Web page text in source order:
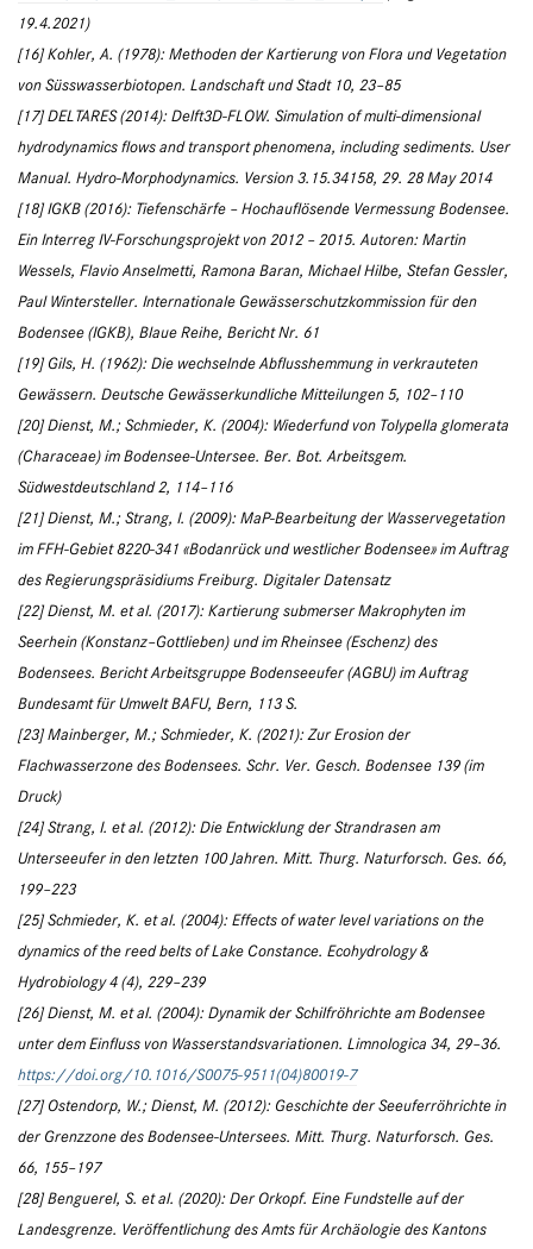
19.4.2021)
[16] Kohler, A. (1978): Methoden der Kartierung von Flora und Vegetation
von Süsswasserbiotopen. Landschaft und Stadt 10, 23–85
[17] DELTARES (2014): Delft3D-FLOW. Simulation of multi-dimensional
hydrodynamics flows and transport phenomena, including sediments. User
Manual. Hydro-Morphodynamics. Version 3.15.34158, 29. 28 May 2014
[18] IGKB (2016): Tiefenschärfe – Hochauflösende Vermessung Bodensee.
Ein Interreg IV-Forschungsprojekt von 2012 – 2015. Autoren: Martin
Wessels, Flavio Anselmetti, Ramona Baran, Michael Hilbe, Stefan Gessler,
Paul Wintersteller. Internationale Gewässerschutzkommission für den
Bodensee (IGKB), Blaue Reihe, Bericht Nr. 61
[19] Gils, H. (1962): Die wechselnde Abflusshemmung in verkrauteten
Gewässern. Deutsche Gewässerkundliche Mitteilungen 5, 102–110
[20] Dienst, M.; Schmieder, K. (2004): Wiederfund von Tolypella glomerata
(Characeae) im Bodensee-Untersee. Ber. Bot. Arbeitsgem.
Südwestdeutschland 2, 114–116
[21] Dienst, M.; Strang, I. (2009): MaP-Bearbeitung der Wasservegetation
im FFH-Gebiet 8220-341 «Bodanrück und westlicher Bodensee» im Auftrag
des Regierungspräsidiums Freiburg. Digitaler Datensatz
[22] Dienst, M. et al. (2017): Kartierung submerser Makrophyten im
Seerhein (Konstanz–Gottlieben) und im Rheinsee (Eschenz) des
Bodensees. Bericht Arbeitsgruppe Bodenseeufer (AGBU) im Auftrag
Bundesamt für Umwelt BAFU, Bern, 113 S.
[23] Mainberger, M.; Schmieder, K. (2021): Zur Erosion der
Flachwasserzone des Bodensees. Schr. Ver. Gesch. Bodensee 139 (im
Druck)
[24] Strang, I. et al. (2012): Die Entwicklung der Strand­rasen am
Unterseeufer in den letzten 100 Jahren. Mitt. Thurg. Naturforsch. Ges. 66,
199–223
[25] Schmieder, K. et al. (2004): Effects of water level variations on the
dynamics of the reed belts of Lake Constance. Ecohydrology &
Hydrobiology 4 (4), 229–239
[26] Dienst, M. et al. (2004): Dynamik der Schilfröhrichte am Bodensee
unter dem Einfluss von Wasserstandsvariationen. Limnologica 34, 29–36.
https://doi.org/10.1016/S0075-9511(04)80019-7
[27] Ostendorp, W.; Dienst, M. (2012): Geschichte der Seeuferröhrichte in
der Grenzzone des Bodensee-Untersees. Mitt. Thurg. Naturforsch. Ges.
66, 155–197
[28] Benguerel, S. et al. (2020): Der Orkopf. Eine Fundstelle auf der
Landesgrenze. Veröffentlichung des Amts für Archäologie des Kantons